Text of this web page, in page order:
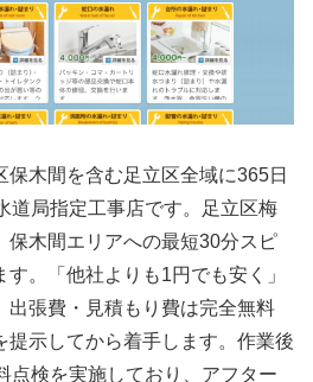
木間を含む足立区全域に365日
道局指定工事店です。足立区梅
保木間エリアへの最短30分スピ
。「他社よりも1円でも安く」
出張費・見積もり費は完全無料
提示してから着手します。作業後
点検を実施しており、アフター